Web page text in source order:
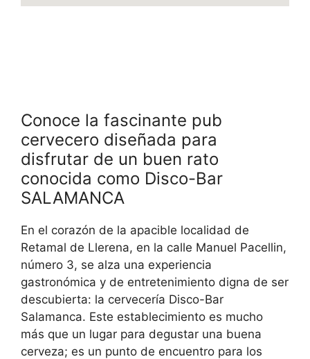
Conoce la fascinante pub
cervecero diseñada para
disfrutar de un buen rato
conocida como Disco-Bar
SALAMANCA
En el corazón de la apacible localidad de
Retamal de Llerena, en la calle Manuel Pacellin,
número 3, se alza una experiencia
gastronómica y de entretenimiento digna de ser
descubierta: la cervecería Disco-Bar
Salamanca. Este establecimiento es mucho
más que un lugar para degustar una buena
cerveza; es un punto de encuentro para los